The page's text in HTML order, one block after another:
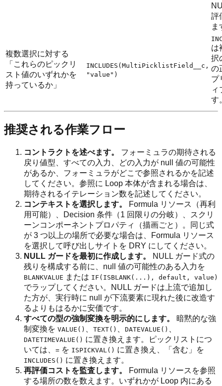
評
ま
複数選択に対する
「これらのピックリ
スト値のいずれかを
持っているか」
INCLUDES(MultiPicklistField__c,
"value")
は
択
の
プ
ィ
す
推奨される作業フロー
コントラクトを述べます。
フォーミュラの期待される
戻り値型、すべての入力、どの入力が null 値の可能性
があるか、フォーミュラがどこで参照されるかを記述
してください。参照に Loop 本体が含まれる場合は、
期待されるイテレーション数を記述してください。
コンテキストを選択します。
Formula リソース（再利
用可能）、Decision 条件（1 回限りの分岐）、スクリ
ーンコンポーネントプロパティ（描画ごと）。同じ式
が 3 つ以上の場所で必要な場合は、Formula リソース
を選択して呼び出しサイトを DRY にしてください。
NULL ガードを最初に作成します。
NULL ガード式の
残りを構成する前に、null 値の可能性のある入力を
BLANKVALUE または IF(ISBLANK(...), default, value)
でラップしてください。NULL ガードは上流で追加し
た方が、実行時に null が下流要素に現れた後に改造す
るよりもはるかに安価です。
すべての型の強制変換を明示的にします。
暗黙的な強
制変換を VALUE() TEXT() DATEVALUE()
DATETIMEVALUE() に置き換えます。ピックリストにつ
いては、 = を ISPICKVAL() に置き換え、「含む」を
INCLUDES() に置き換えます。
再評価コストを監査します。
Formula リソースを参照
する場所の数を数えます。いずれかが Loop 内にある